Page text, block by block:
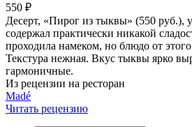
550 ₽
Десерт, «Пирог из тыквы» (550 руб.),
содержал практически никакой
проходила намеком, но блюдо от
Текстура нежная. Вкус тыквы ярко
гармоничные.
Из рецензии на ресторан
Madé
Читать рецензию